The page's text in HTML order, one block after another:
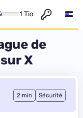
1 Tio
de
X
2 min Sécurité